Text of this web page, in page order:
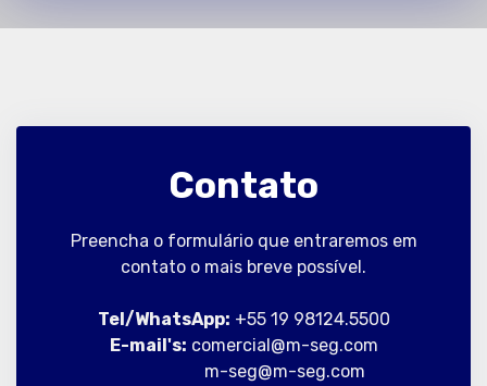
Contato
Preencha o formulário que entraremos em
contato o mais breve possível.
Tel/WhatsApp: +55 19 98124.5500
E-mail's: comercial@m-seg.com
m-seg@m-seg.com